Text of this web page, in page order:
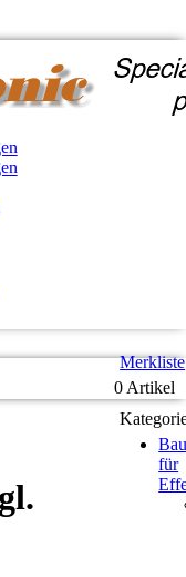
Merkliste
0 Artikel
für